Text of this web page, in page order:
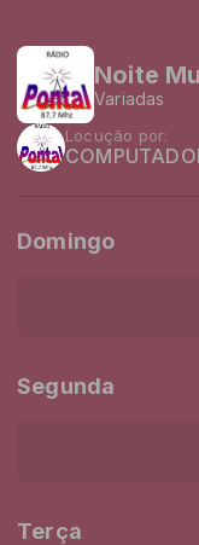
Noite
Variadas
Locução por:
Domingo
Segunda
Terça